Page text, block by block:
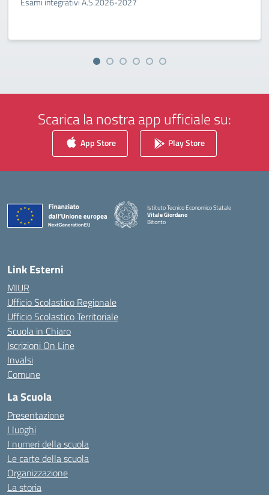
Scarica la nostra app ufficiale su:
App Store Play Store
Istituto Tecnico Economico Statale
Vitale Giordano
Bitonto
Link Esterni
MIUR
Ufficio Scolastico Regionale
Ufficio Scolastico Territoriale
Scuola in Chiaro
Iscrizioni On Line
Invalsi
Comune
La Scuola
Presentazione
I luoghi
I numeri della scuola
Le carte della scuola
Organizzazione
La storia